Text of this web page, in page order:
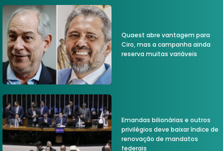
Quaest abre vantagem para
Ciro, mas a campanha ainda
reserva muitas variáveis
Emandas bilionárias e outros
privilégios deve baixar índice de
renovação de mandatos
federais